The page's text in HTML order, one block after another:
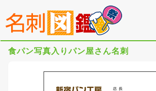
食パン写真入りパン屋さん名刺